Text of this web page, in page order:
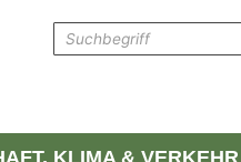
KLIMA & VERKEHR